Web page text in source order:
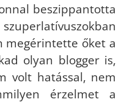
beszippantotta
megérintette őket a
olyan blogger is,
volt hatással, nem
érzelmet a